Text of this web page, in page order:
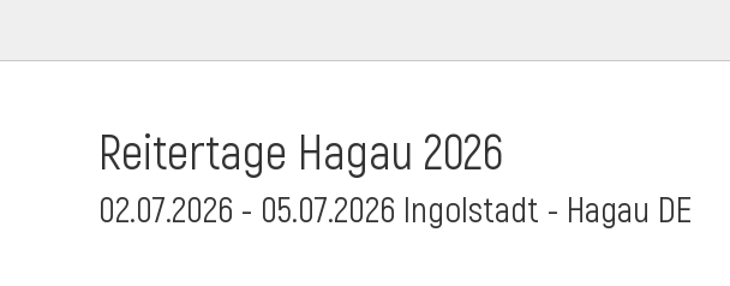
Reitertage Hagau 2026
02.07.2026 - 05.07.2026 Ingolstadt - Hagau DE